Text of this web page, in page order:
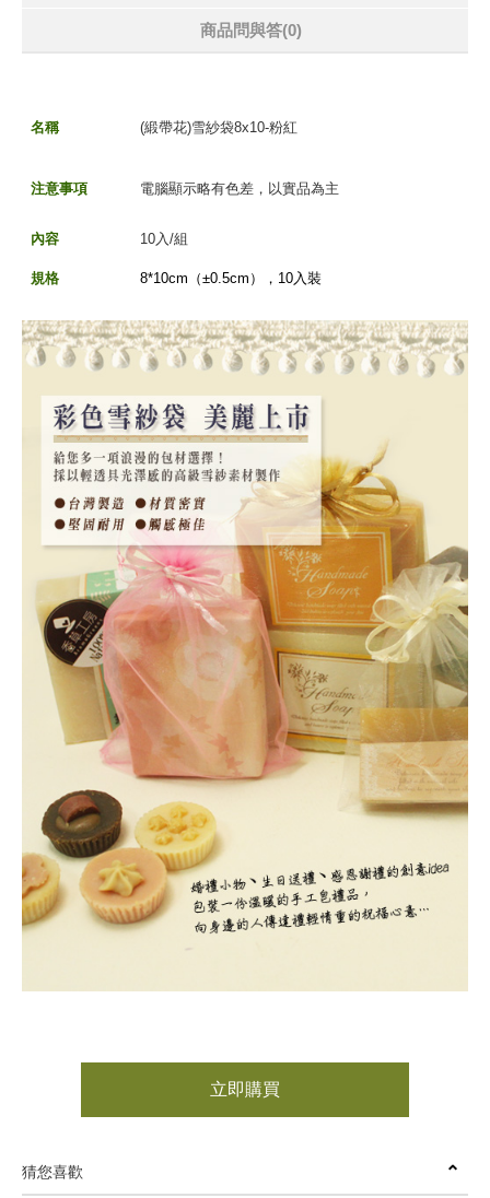
商品問與答(0)
名稱 (緞帶花)雪紗袋8x10-粉紅
注意事項 電腦顯示略有色差，以實品為主
內容 10入/組
規格 8*10cm（±0.5cm ），10入裝
立即購買
猜您喜歡